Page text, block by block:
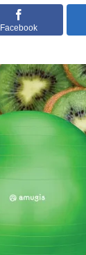
Facebook